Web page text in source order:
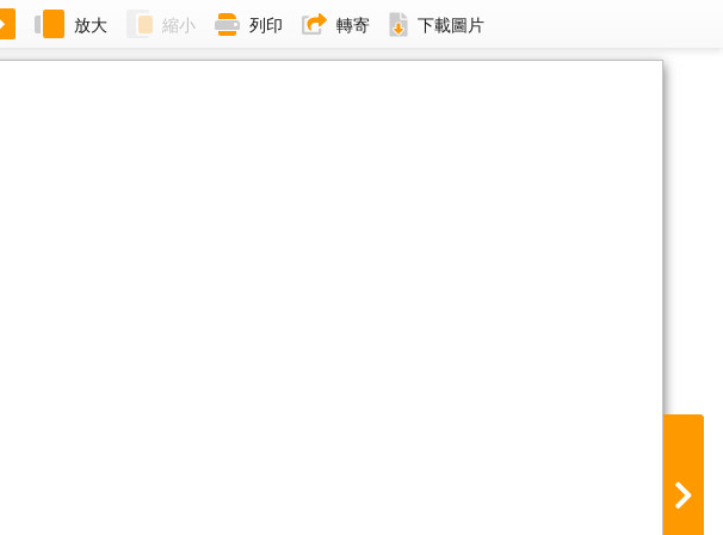
放大 縮小 列印 轉寄 下載圖片